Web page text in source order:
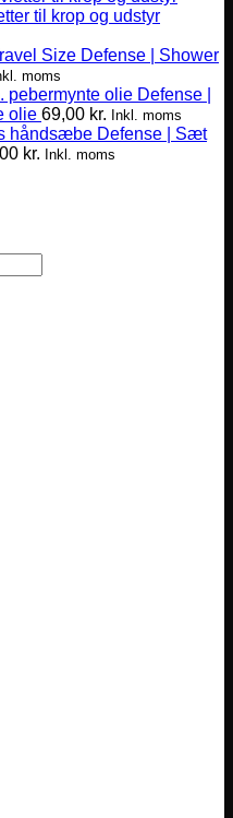
til krop og udstyr
Defense | Shower
moms
Defense |
olie 69,00 kr. Inkl. moms
Defense | Sæt
kr. Inkl. moms